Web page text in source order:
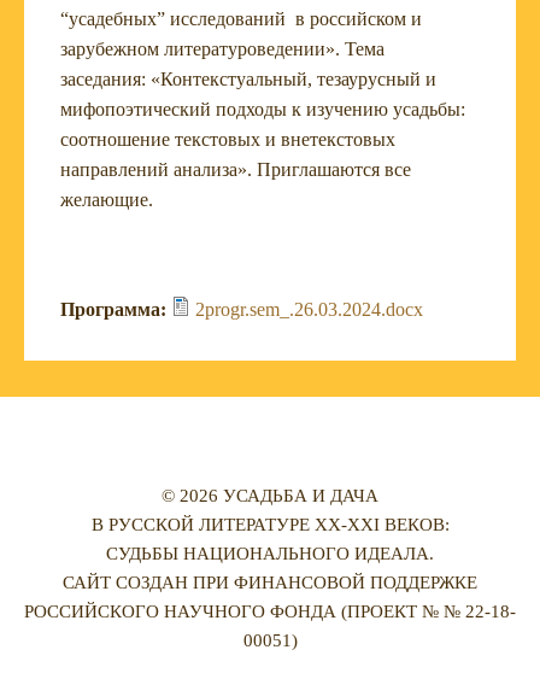
“усадебных” исследований в российском и
зарубежном литературоведении». Тема
заседания: «Контекстуальный, тезаурусный и
мифопоэтический подходы к изучению усадьбы:
соотношение текстовых и внетекстовых
направлений анализа». Приглашаются все
желающие.
Программа: 2progr.sem_.26.03.2024.docx
© 2026 УСАДЬБА И ДАЧА
В РУССКОЙ ЛИТЕРАТУРЕ XX-XXI ВЕКОВ:
СУДЬБЫ НАЦИОНАЛЬНОГО ИДЕАЛА.
САЙТ СОЗДАН ПРИ ФИНАНСОВОЙ ПОДДЕРЖКЕ
РОССИЙСКОГО НАУЧНОГО ФОНДА (ПРОЕКТ № № 22-18-
00051)